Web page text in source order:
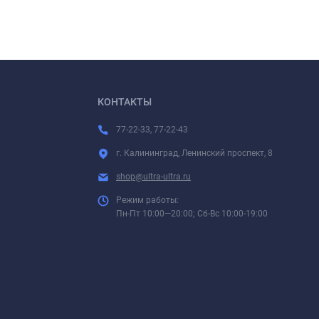
КОНТАКТЫ
77-22-33, 77-22-43
г. Калининград, Ленинский проспект, 8
shop@ultra-ultra.ru
Режим работы:
Пн-Пт 10:00—20:00; Сб-Вс 10:00-19:00